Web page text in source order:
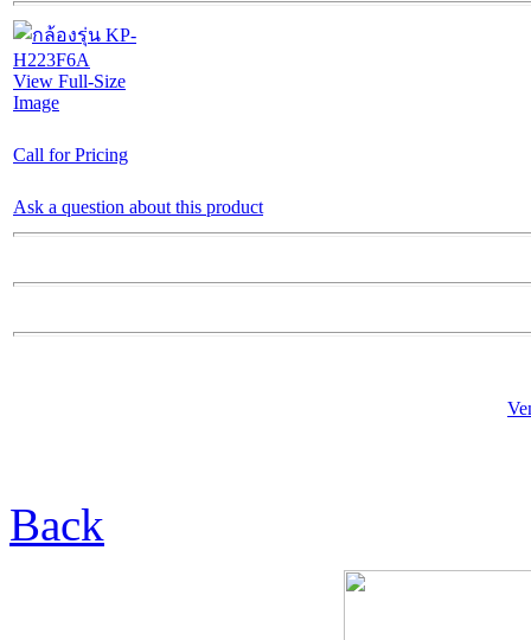
View Full-Size
Image
Call for Pricing
Ask a question about this product
Back